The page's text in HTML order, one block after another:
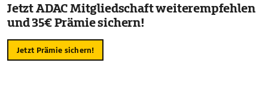
Jetzt ADAC Mitgliedschaft weiterempfehlen
und 35€ Prämie sichern!
Jetzt Prämie sichern!